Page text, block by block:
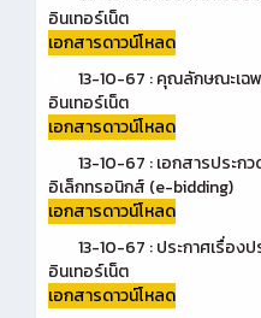
อินเทอร์เน็ต
เอกสารดาวน์โหลด
13-10-67 : คุณลักษณะเฉ
อินเทอร์เน็ต
เอกสารดาวน์โหลด
13-10-67 : เอกสารประก
อิเล็กทรอนิกส์ (e-bidding)
เอกสารดาวน์โหลด
13-10-67 : ประกาศเรื่อง
อินเทอร์เน็ต
เอกสารดาวน์โหลด